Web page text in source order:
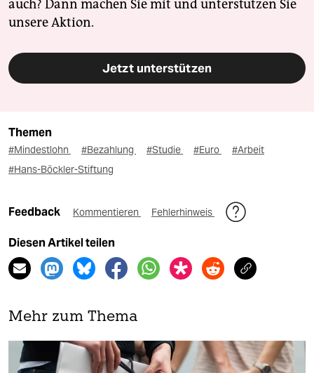
auch? Dann machen Sie mit und unterstützen Sie
unsere Aktion.
Jetzt unterstützen
Themen
#Mindestlohn #Bezahlung #Studie #Euro
#Arbeit
#Hans-Böckler-Stiftung
Feedback Kommentieren Fehlerhinweis
Diesen Artikel teilen
Mehr zum Thema